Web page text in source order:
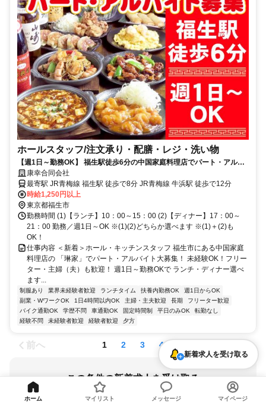
ホールスタッフ/注文承り・配膳・レジ・洗い物
【週1日～勤務OK】 福生駅徒歩6分の中国家庭料理店でパート・アルバ
イト募集 ランチ・ディナー選べる
康幸合同会社
最寄駅 JR青梅線 福生駅 徒歩で8分 JR青梅線 牛浜駅 徒歩で12分
時給1,250円以上
東京都福生市
勤務時間 (1)【ランチ】10：00～15：00 (2)【ディナー】17：00～
21：00 勤務／週1日～OK ※(1)(2)どちらか選べます ※(1)＋(2)も
OK！
仕事内容 ＜新着＞ホール・キッチンスタッフ 福生市にある中国家庭
料理店の 「琳家」でパート・アルバイト大募集！ 未経験OK！フリー
ター・主婦（夫）も歓迎！ 週1日～勤務OKで ランチ・ディナー選べ
ます...
制服あり 業界未経験者歓迎 ランチタイム 扶養内勤務OK
週1日からOK
副業・WワークOK
1日4時間以内OK 主婦・主夫歓迎 長期
フリーター歓迎
バイク通勤OK
学歴不問 車通勤OK 固定時間制 平日のみOK
転勤なし
経験不問
未経験者歓迎 経験者歓迎 夕方
前へ 1 2 3 4
この条件の新着求人を受け取る
東京都 / 福生駅
新着求人を受け取る
ホーム マイリスト メッセージ マイページ